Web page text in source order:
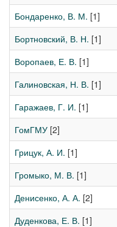
Бондаренко, В. М. [1]
Бортновский, В. Н. [1]
Воропаев, Е. В. [1]
Галиновская, Н. В. [1]
Гаражаев, Г. И. [1]
ГомГМУ [2]
Грицук, А. И. [1]
Громыко, М. В. [1]
Денисенко, А. А. [2]
Дуденкова, Е. В. [1]